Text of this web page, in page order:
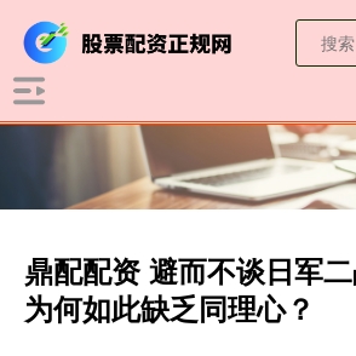
鼎配配资 避而不谈日军
为何如此缺乏同理心？